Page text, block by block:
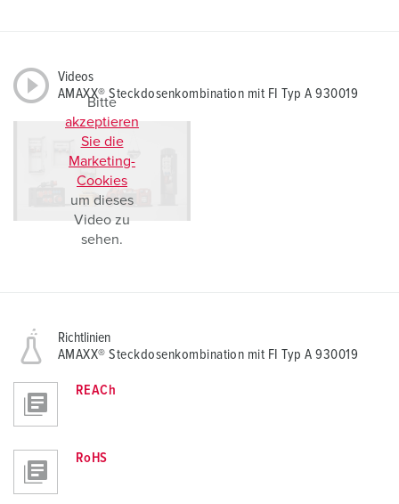
Videos
AMAXX® Steckdosenkombination mit FI Typ A 930019
Bitte
akzeptieren
Sie die
Marketing-
Cookies
um dieses
Video zu
sehen.
Richtlinien
AMAXX® Steckdosenkombination mit FI Typ A 930019
REACh
RoHS